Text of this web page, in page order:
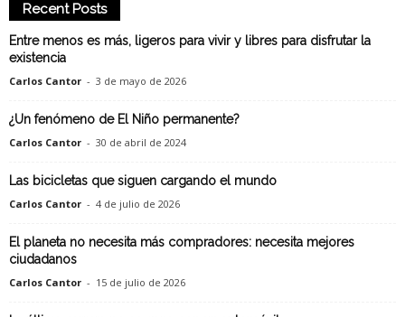
Recent Posts
Entre menos es más, ligeros para vivir y libres para disfrutar la
existencia
Carlos Cantor - 3 de mayo de 2026
¿Un fenómeno de El Niño permanente?
Carlos Cantor - 30 de abril de 2024
Las bicicletas que siguen cargando el mundo
Carlos Cantor - 4 de julio de 2026
El planeta no necesita más compradores: necesita mejores
ciudadanos
Carlos Cantor - 15 de julio de 2026